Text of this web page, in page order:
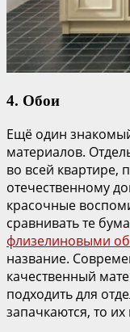
4. Обои
Ещё один
материалов.
во всей квартире,
отечественному
красочные
сравнивать те
флизелиновыми
название.
качественный
подходить для
запачкаются, то